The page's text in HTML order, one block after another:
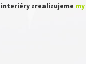
interiéry zrealizujeme my